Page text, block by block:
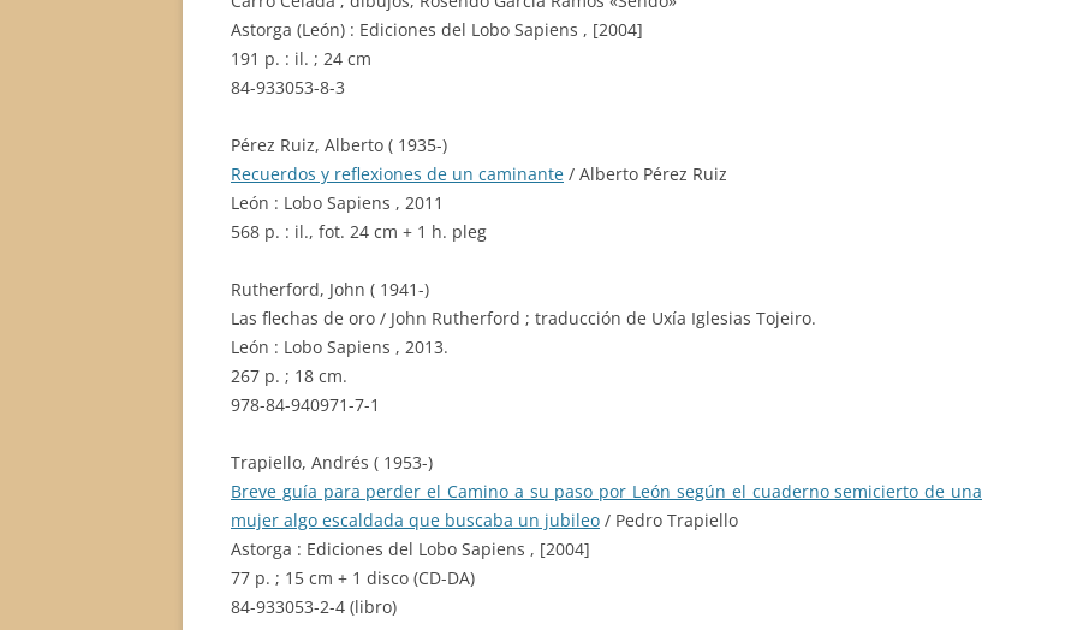
Astorga (León) : Ediciones del Lobo Sapiens , [2004]
191 p. : il. ; 24 cm
84-933053-8-3
Pérez Ruiz, Alberto ( 1935-)
Recuerdos y reflexiones de un caminante / Alberto Pérez Ruiz
León : Lobo Sapiens , 2011
568 p. : il., fot. 24 cm + 1 h. pleg
Rutherford, John ( 1941-)
Las flechas de oro / John Rutherford ; traducción de Uxía Iglesias Tojeiro.
León : Lobo Sapiens , 2013.
267 p. ; 18 cm.
978-84-940971-7-1
Trapiello, Andrés ( 1953-)
Breve guía para perder el Camino a su paso por León según el cuaderno semicierto de una
mujer algo escaldada que buscaba un jubileo / Pedro Trapiello
Astorga : Ediciones del Lobo Sapiens , [2004]
77 p. ; 15 cm + 1 disco (CD-DA)
84-933053-2-4 (libro)